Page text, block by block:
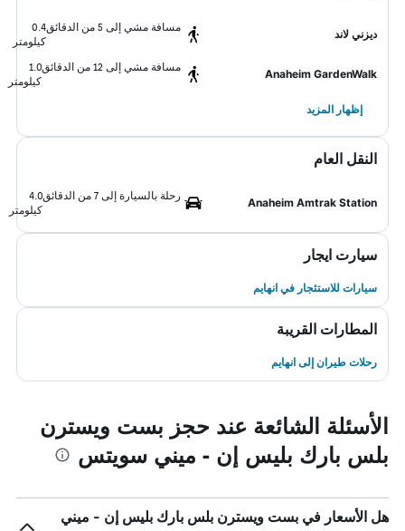
ديزني لاند
مسافة مشي إلى 5 من الدقائق
0.4
كيلومتر
Anaheim GardenWalk
مسافة مشي إلى 12 من الدقائق
1.0
كيلومتر
إظهار المزيد
النقل العام
Anaheim Amtrak Station
رحلة بالسيارة إلى 7 من الدقائق
4.0
كيلومتر
سيارت ايجار
سيارات للاستئجار في انهايم
المطارات القريبة
رحلات طيران إلى انهايم
الأسئلة الشائعة عند حجز بست ويسترن
بلس بارك بليس إن - ميني سويتس
هل الأسعار في بست ويسترن بلس بارك بليس إن - ميني